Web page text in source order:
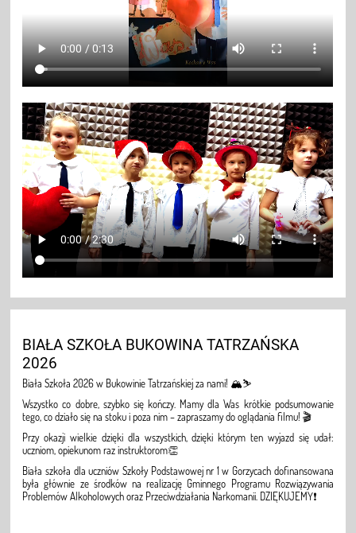
BIAŁA SZKOŁA BUKOWINA TATRZAŃSKA
2026
Biała Szkoła 2026 w Bukowinie Tatrzańskiej za nami! 🏔️⛷️
Wszystko co dobre, szybko się kończy. Mamy dla Was krótkie podsumowanie
tego, co działo się na stoku i poza nim – zapraszamy do oglądania filmu! 🎬
Przy okazji wielkie dzięki dla wszystkich, dzięki którym ten wyjazd się udał:
uczniom, opiekunom raz instruktorom👏
Biała szkoła dla uczniów Szkoły Podstawowej nr 1 w Gorzycach dofinansowana
była głównie ze środków na realizację Gminnego Programu Rozwiązywania
Problemów Alkoholowych oraz Przeciwdziałania Narkomanii. DZIĘKUJEMY❗️